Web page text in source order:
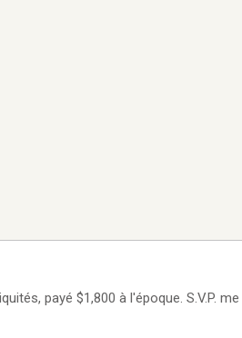
$1,800 à l'époque. S.V.P. me faire